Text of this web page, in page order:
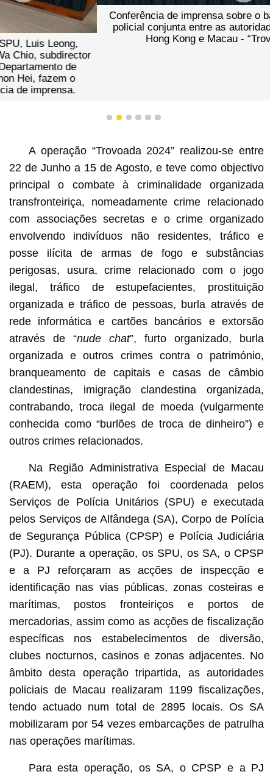
Conferência de imprensa sobre o balanço da operação
policial conjunta entre as autoridades de Guangdong,
Hong Kong e Macau - “Trovoada 2024”
1 2 3 4 5 6
A operação “Trovoada 2024” realizou-se entre
22 de Junho a 15 de Agosto, e teve como objectivo
principal o combate à criminalidade organizada
transfronteiriça, nomeadamente crime relacionado
com associações secretas e o crime organizado
envolvendo indivíduos não residentes, tráfico e
posse ilícita de armas de fogo e substâncias
perigosas, usura, crime relacionado com o jogo
ilegal, tráfico de estupefacientes, prostituição
organizada e tráfico de pessoas, burla através de
rede informática e cartões bancários e extorsão
através de “nude chat”, furto organizado, burla
organizada e outros crimes contra o património,
branqueamento de capitais e casas de câmbio
clandestinas, imigração clandestina organizada,
contrabando, troca ilegal de moeda (vulgarmente
conhecida como “burlões de troca de dinheiro”) e
outros crimes relacionados.
Na Região Administrativa Especial de Macau
(RAEM), esta operação foi coordenada pelos
Serviços de Polícia Unitários (SPU) e executada
pelos Serviços de Alfândega (SA), Corpo de Polícia
de Segurança Pública (CPSP) e Polícia Judiciária
(PJ). Durante a operação, os SPU, os SA, o CPSP
e a PJ reforçaram as acções de inspecção e
identificação nas vias públicas, zonas costeiras e
marítimas, postos fronteiriços e portos de
mercadorias, assim como as acções de fiscalização
específicas nos estabelecimentos de diversão,
clubes nocturnos, casinos e zonas adjacentes. No
âmbito desta operação tripartida, as autoridades
policiais de Macau realizaram 1199 fiscalizações,
tendo actuado num total de 2895 locais. Os SA
mobilizaram por 54 vezes embarcações de patrulha
nas operações marítimas.
Para esta operação, os SA, o CPSP e a PJ